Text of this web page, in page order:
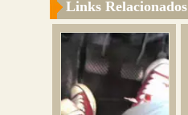
Links Relacionados